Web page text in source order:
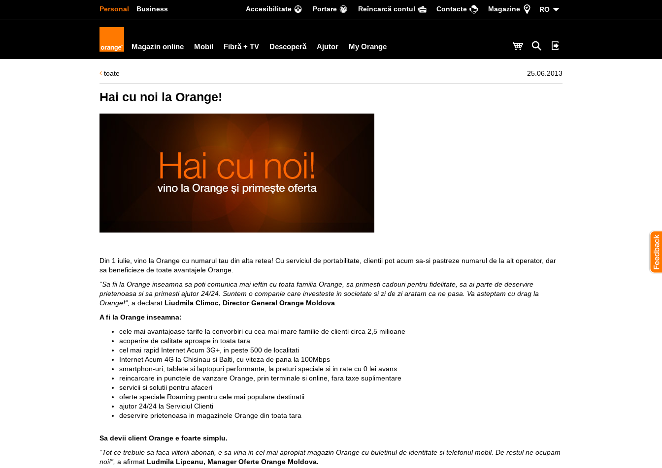
Personal Business Accesibilitate Portare Reîncarcă contul Сontacte Magazine RO
Magazin online Mobil Fibră + TV Descoperă Ajutor My Orange
toate 25.06.2013
Hai cu noi la Orange!
Din 1 iulie, vino la Orange cu numarul tau din alta retea! Cu serviciul de portabilitate, clientii pot acum sa-si pastreze numarul de la alt operator, dar
sa beneficieze de toate avantajele Orange.
“Sa fii la Orange inseamna sa poti comunica mai ieftin cu toata familia Orange, sa primesti cadouri pentru fidelitate, sa ai parte de deservire
prietenoasa si sa primesti ajutor 24/24. Suntem o companie care investeste in societate si zi de zi aratam ca ne pasa. Va asteptam cu drag la
Orange!“, a declarat Liudmila Climoc, Director General Orange Moldova
A fi la Orange inseamna:
cele mai avantajoase tarife la convorbiri cu cea mai mare familie de clienti circa 2,5 milioane
acoperire de calitate aproape in toata tara
cel mai rapid Internet Acum 3G+, in peste 500 de localitati
Internet Acum 4G la Chisinau si Balti, cu viteza de pana la 100Mbps
smartphon-uri, tablete si laptopuri performante, la preturi speciale si in rate cu 0 lei avans
reincarcare in punctele de vanzare Orange, prin terminale si online, fara taxe suplimentare
servicii si solutii pentru afaceri
oferte speciale Roaming pentru cele mai populare destinatii
ajutor 24/24 la Serviciul Clienti
deservire prietenoasa in magazinele Orange din toata tara
Sa devii client Orange e foarte simplu.
“Tot ce trebuie sa faca viitorii abonati, e sa vina in cel mai apropiat magazin Orange cu buletinul de identitate si telefonul mobil. De restul ne ocupam
noi!”, a afirmat Ludmila Lipcanu, Manager Oferte Orange Moldova.